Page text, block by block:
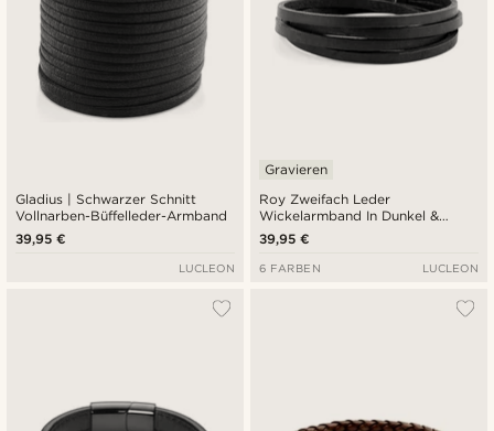
Gladius | Schwarzer Schnitt
Vollnarben-Büffelleder-Armband
39,95 €
LUCLEON
Roy Zweifach Leder
Wickelarmband In Dunkel &
Schwarz
Gravieren
39,95 €
6 FARBEN LUCLEON